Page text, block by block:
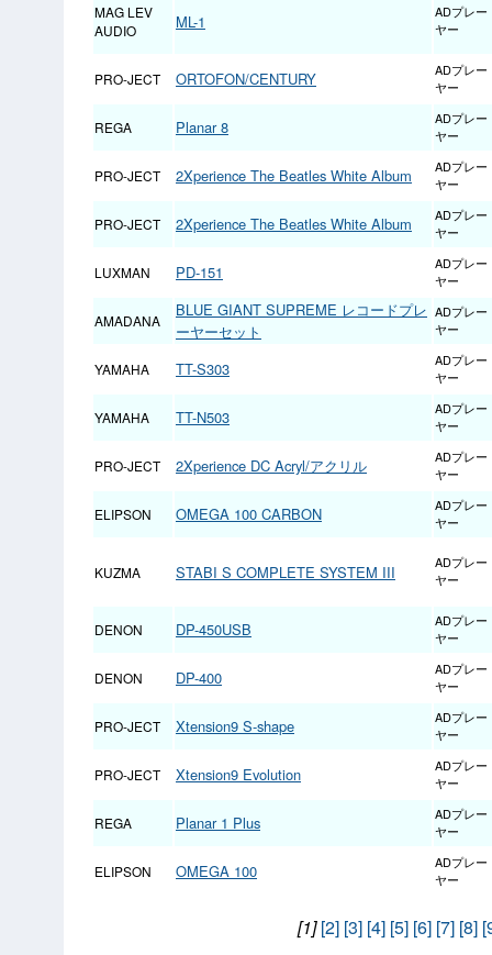
MAG LEV
AUDIO
ML-1
ADプレー
ヤー
PRO-JECT ORTOFON/CENTURY
ADプレー
ヤー
REGA Planar 8
ADプレー
ヤー
PRO-JECT 2Xperience The Beatles White Album
ADプレー
ヤー
PRO-JECT 2Xperience The Beatles White Album
ADプレー
ヤー
LUXMAN PD-151
ADプレー
ヤー
AMADANA
BLUE GIANT SUPREME レコードプレ
ーヤーセット
ADプレー
ヤー
YAMAHA TT-S303
ADプレー
ヤー
YAMAHA TT-N503
ADプレー
ヤー
PRO-JECT 2Xperience DC Acryl/アクリル
ADプレー
ヤー
ELIPSON OMEGA 100 CARBON
ADプレー
ヤー
KUZMA STABI S COMPLETE SYSTEM III
ADプレー
ヤー
DENON DP-450USB
ADプレー
ヤー
DENON DP-400
ADプレー
ヤー
PRO-JECT Xtension9 S-shape
ADプレー
ヤー
PRO-JECT Xtension9 Evolution
ADプレー
ヤー
REGA Planar 1 Plus
ADプレー
ヤー
ELIPSON OMEGA 100
ADプレー
ヤー
[1] [2] [3] [4] [5] [6] [7] [8]